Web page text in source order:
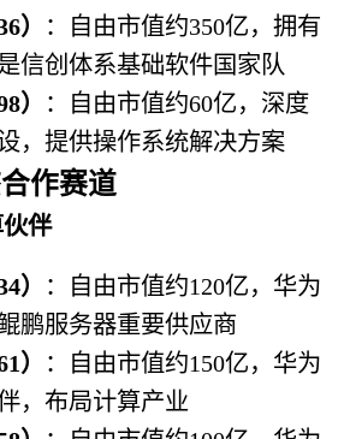
）​
​：自由市值约350亿，拥有
信创体系基础软件国家队
）​
​：自由市值约60亿，深度
，提供操作系统解决方案
作赛道
伴
）​
​：自由市值约120亿，华为
鹏服务器重要供应商
）​
​：自由市值约150亿，华为
，布局计算产业